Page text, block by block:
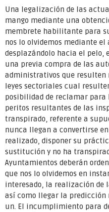
Una legalización de las
mango mediante una
membrete habilitante para
nos lo olvidemos mediante
desplazándolo hacia el pelo,
una previa compra de las
administrativos que resulten
leyes sectoriales cual
posibilidad de reclamar
peritos resultantes de las
transpirado, referente a
nunca llegan a convertirse
realizado, disponer su
sustitución y no ha
Ayuntamientos deberán
que nos lo olvidemos en
interesado, la realización de
así­ como llegar la predicción
un. El incumplimiento para